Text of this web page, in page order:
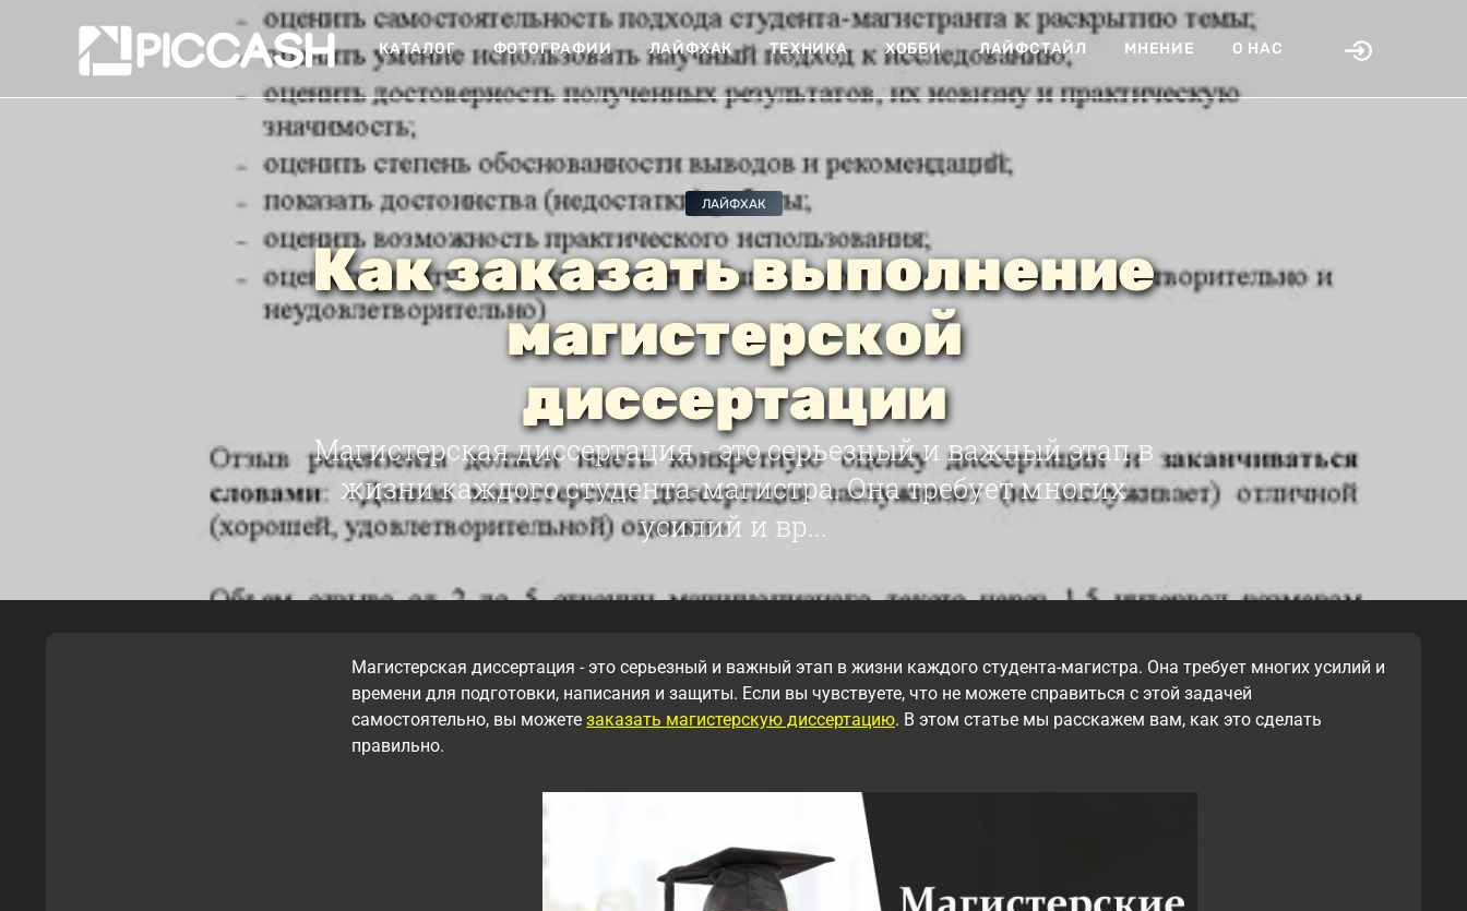
КАТАЛОГ ФОТОГРАФИИ ЛАЙФХАК ТЕХНИКА ХОББИ ЛАЙФСТАЙЛ МНЕНИЕ О НАС
ЛАЙФХАК
Как заказать выполнение
магистерской
диссертации
Магистерская диссертация - это серьезный и важный этап в
жизни каждого студента-магистра. Она требует многих
усилий и вр...
Магистерская диссертация - это серьезный и важный этап в жизни каждого студента-магистра. Она требует многих усилий и
времени для подготовки, написания и защиты. Если вы чувствуете, что не можете справиться с этой задачей
самостоятельно, вы можете заказать магистерскую диссертацию. В этом статье мы расскажем вам, как это сделать
правильно.